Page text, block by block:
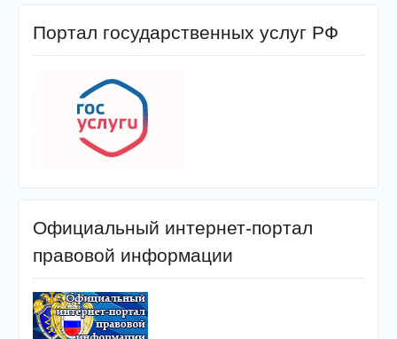
Портал государственных услуг РФ
Официальный интернет-портал
правовой информации